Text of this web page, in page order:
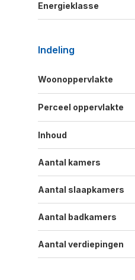
Energieklasse
Indeling
Woonoppervlakte
Perceel oppervlakte
Inhoud
Aantal kamers
Aantal slaapkamers
Aantal badkamers
Aantal verdiepingen